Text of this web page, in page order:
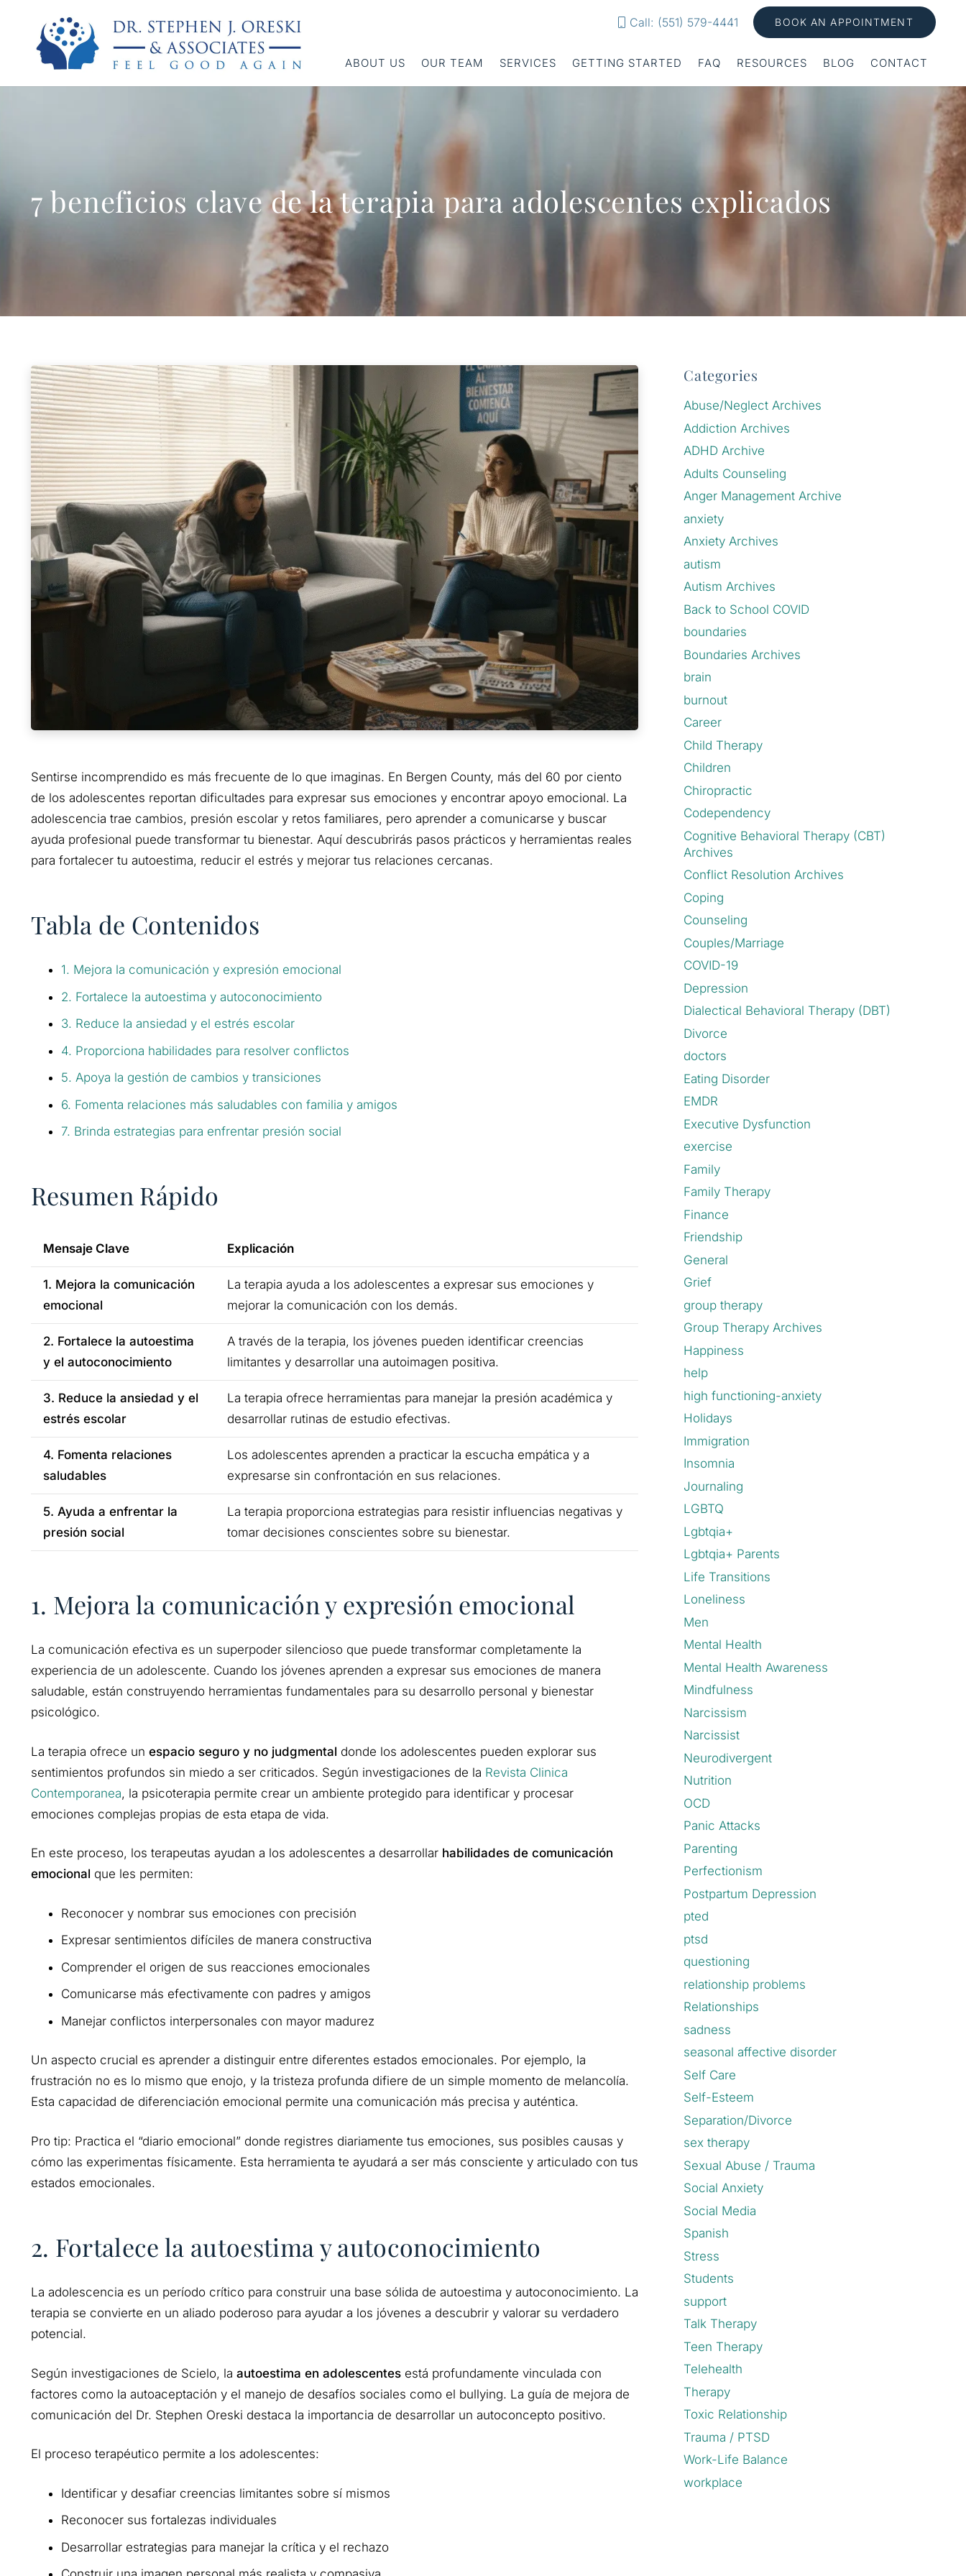
Call: (551) 579-4441 BOOK AN APPOINTMENT
ABOUT US OUR TEAM SERVICES GETTING STARTED FAQ RESOURCES BLOG CONTACT
7 beneficios clave de la terapia para adolescentes explicados
Sentirse incomprendido es más frecuente de lo que imaginas. En Bergen County, más del 60 por ciento
de los adolescentes reportan dificultades para expresar sus emociones y encontrar apoyo emocional. La
adolescencia trae cambios, presión escolar y retos familiares, pero aprender a comunicarse y buscar
ayuda profesional puede transformar tu bienestar. Aquí descubrirás pasos prácticos y herramientas reales
para fortalecer tu autoestima, reducir el estrés y mejorar tus relaciones cercanas.
Tabla de Contenidos
1. Mejora la comunicación y expresión emocional
2. Fortalece la autoestima y autoconocimiento
3. Reduce la ansiedad y el estrés escolar
4. Proporciona habilidades para resolver conflictos
5. Apoya la gestión de cambios y transiciones
6. Fomenta relaciones más saludables con familia y amigos
7. Brinda estrategias para enfrentar presión social
Resumen Rápido
Mensaje Clave Explicación
1. Mejora la comunicación
emocional
La terapia ayuda a los adolescentes a expresar sus emociones y
mejorar la comunicación con los demás.
2. Fortalece la autoestima
y el autoconocimiento
A través de la terapia, los jóvenes pueden identificar creencias
limitantes y desarrollar una autoimagen positiva.
3. Reduce la ansiedad y el
estrés escolar
La terapia ofrece herramientas para manejar la presión académica y
desarrollar rutinas de estudio efectivas.
4. Fomenta relaciones
saludables
Los adolescentes aprenden a practicar la escucha empática y a
expresarse sin confrontación en sus relaciones.
5. Ayuda a enfrentar la
presión social
La terapia proporciona estrategias para resistir influencias negativas y
tomar decisiones conscientes sobre su bienestar.
1. Mejora la comunicación y expresión emocional
La comunicación efectiva es un superpoder silencioso que puede transformar completamente la
experiencia de un adolescente. Cuando los jóvenes aprenden a expresar sus emociones de manera
saludable, están construyendo herramientas fundamentales para su desarrollo personal y bienestar
psicológico.
La terapia ofrece un espacio seguro y no judgmental donde los adolescentes pueden explorar sus
sentimientos profundos sin miedo a ser criticados. Según investigaciones de la Revista Clinica
Contemporanea, la psicoterapia permite crear un ambiente protegido para identificar y procesar
emociones complejas propias de esta etapa de vida.
En este proceso, los terapeutas ayudan a los adolescentes a desarrollar habilidades de comunicación
emocional que les permiten:
Reconocer y nombrar sus emociones con precisión
Expresar sentimientos difíciles de manera constructiva
Comprender el origen de sus reacciones emocionales
Comunicarse más efectivamente con padres y amigos
Manejar conflictos interpersonales con mayor madurez
Un aspecto crucial es aprender a distinguir entre diferentes estados emocionales. Por ejemplo, la
frustración no es lo mismo que enojo, y la tristeza profunda difiere de un simple momento de melancolía.
Esta capacidad de diferenciación emocional permite una comunicación más precisa y auténtica.
Pro tip: Practica el “diario emocional” donde registres diariamente tus emociones, sus posibles causas y
cómo las experimentas físicamente. Esta herramienta te ayudará a ser más consciente y articulado con tus
estados emocionales.
2. Fortalece la autoestima y autoconocimiento
La adolescencia es un período crítico para construir una base sólida de autoestima y autoconocimiento. La
terapia se convierte en un aliado poderoso para ayudar a los jóvenes a descubrir y valorar su verdadero
potencial.
Según investigaciones de Scielo, la autoestima en adolescentesestá profundamente vinculada con
factores como la autoaceptación y el manejo de desafíos sociales como el bullying. La guía de mejora de
comunicación del Dr. Stephen Oreski destaca la importancia de desarrollar un autoconcepto positivo.
El proceso terapéutico permite a los adolescentes:
Identificar y desafiar creencias limitantes sobre sí mismos
Reconocer sus fortalezas individuales
Desarrollar estrategias para manejar la crítica y el rechazo
Categories
Abuse/Neglect Archives
Addiction Archives
ADHD Archive
Adults Counseling
Anger Management Archive
anxiety
Anxiety Archives
autism
Autism Archives
Back to School COVID
boundaries
Boundaries Archives
brain
burnout
Career
Child Therapy
Children
Chiropractic
Codependency
Cognitive Behavioral Therapy (CBT)
Archives
Conflict Resolution Archives
Coping
Counseling
Couples/Marriage
COVID-19
Depression
Dialectical Behavioral Therapy (DBT)
Divorce
doctors
Eating Disorder
EMDR
Executive Dysfunction
exercise
Family
Family Therapy
Finance
Friendship
General
Grief
group therapy
Group Therapy Archives
Happiness
help
high functioning-anxiety
Holidays
Immigration
Insomnia
Journaling
LGBTQ
Lgbtqia+
Lgbtqia+ Parents
Life Transitions
Loneliness
Men
Mental Health
Mental Health Awareness
Mindfulness
Narcissism
Narcissist
Neurodivergent
Nutrition
OCD
Panic Attacks
Parenting
Perfectionism
Postpartum Depression
pted
ptsd
questioning
relationship problems
Relationships
sadness
seasonal affective disorder
Self Care
Self-Esteem
Separation/Divorce
sex therapy
Sexual Abuse / Trauma
Social Anxiety
Social Media
Spanish
Stress
Students
support
Talk Therapy
Teen Therapy
Telehealth
Therapy
Toxic Relationship
Trauma / PTSD
Work-Life Balance
workplace